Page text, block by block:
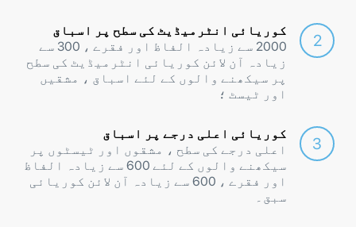
کوریائی انٹرمیڈیٹ کی سطح پر اسباق
2000 سے زیادہ الفاظ اور فقرے ، 300 سے
زیادہ آن لائن کوریائی انٹرمیڈیٹ کی سطح
پر سیکھنے والوں کے لئے اسباق ، مشقیں
اور ٹیسٹ ؛
کوریائی اعلی درجے پر اسباق
اعلی درجے کی سطح ، مشقوں اور ٹیسٹوں پر
سیکھنے والوں کے لئے 600 سے زیادہ الفاظ
اور فقرے ، 600 سے زیادہ آن لائن کوریائی
سبق۔